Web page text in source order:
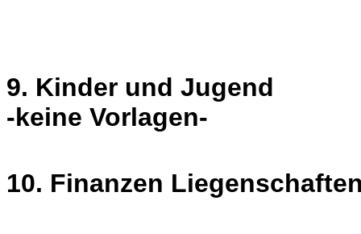
9. Kinder und Jugend
-keine Vorlagen-
10. Finanzen